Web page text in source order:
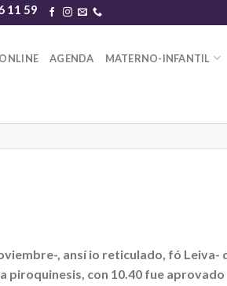
11 59
AGENDA MATERNO-INFANTIL
, ansí io reticulado, fó Leiva-
con 10.40 fue